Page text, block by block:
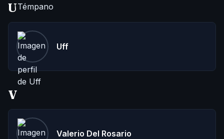
U
Uff
V
Valerio Del Rosario